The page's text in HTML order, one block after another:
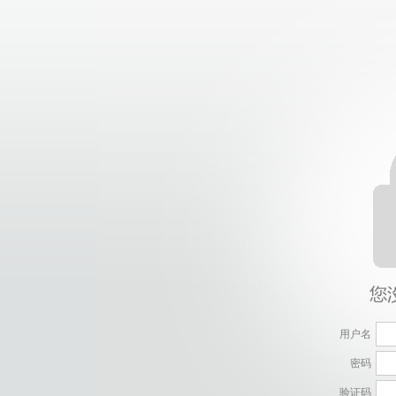
用户名
密码
验证码